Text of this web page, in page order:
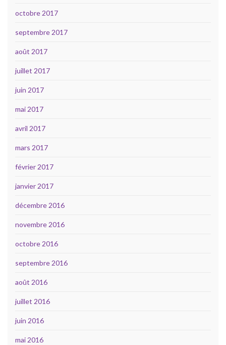
octobre 2017
septembre 2017
août 2017
juillet 2017
juin 2017
mai 2017
avril 2017
mars 2017
février 2017
janvier 2017
décembre 2016
novembre 2016
octobre 2016
septembre 2016
août 2016
juillet 2016
juin 2016
mai 2016